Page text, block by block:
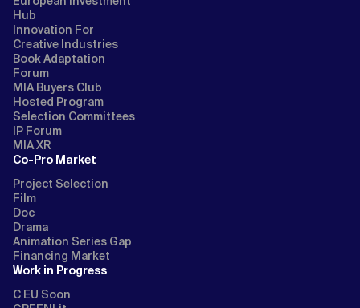
Hub
Innovation For
Creative Industries
Book Adaptation
Forum
MIA Buyers Club
Hosted Program
Selection Committees
IP Forum
MIA XR
Co-Pro Market
Project Selection
Film
Doc
Drama
Animation Series Gap
Financing Market
Work in Progress
C EU Soon